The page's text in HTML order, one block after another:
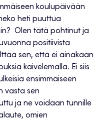
koulupäivään
heti puuttua
Olen tätä pohtinut ja
positiivista
sen, että ei ainakaan
kaivelemalla. Ei siis
ensimmäiseen
vasta sen
ja ne voidaan tunnille
omien